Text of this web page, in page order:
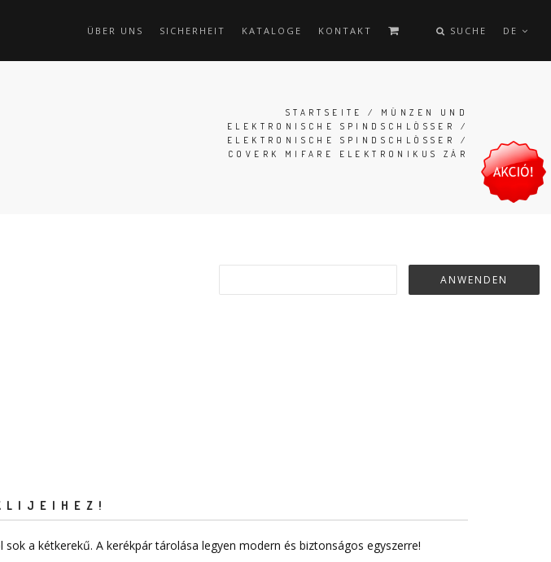
ÜBER UNS SICHERHEIT KATALOGE KONTAKT SUCHE DE
STARTSEITE / MÜNZEN UND
ELEKTRONISCHE SPINDSCHLÖSSER
/
ELEKTRONISCHE SPINDSCHLÖSSER
/
COVERK MIFARE ELEKTRONIKUS ZÁR
a kétkerekű. A kerékpár tárolása legyen modern és biztonságos egyszerre!